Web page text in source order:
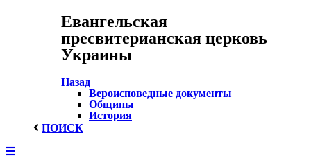
Евангельская
пресвитерианская церковь
Украины
Назад
Вероисповедные документы
Общины
История
ПОИСК